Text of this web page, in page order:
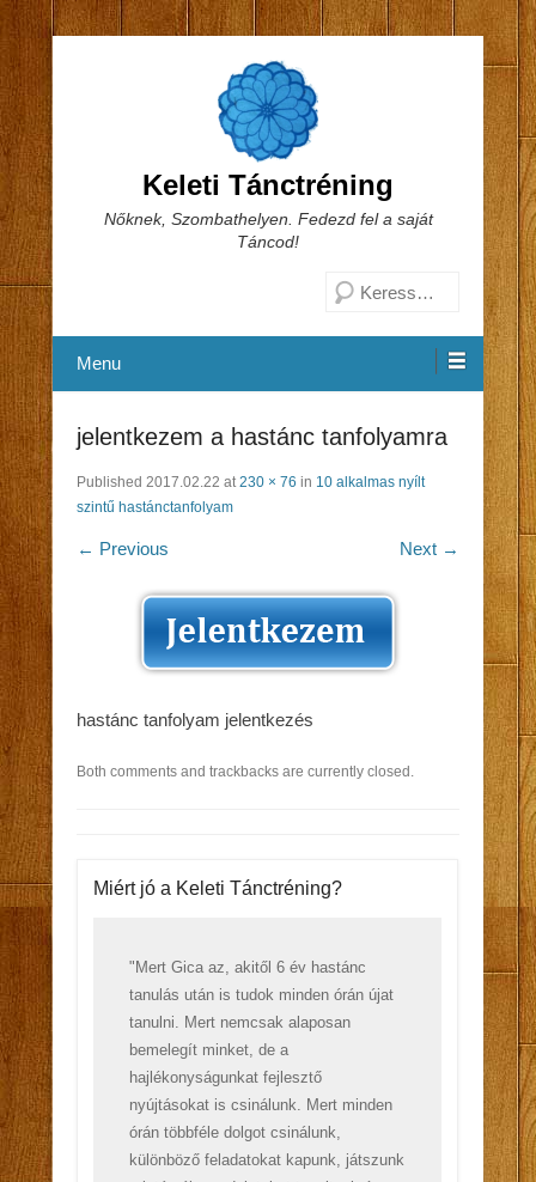
Keleti Tánctréning
Nőknek, Szombathelyen. Fedezd fel a saját
Táncod!
Menu
jelentkezem a hastánc tanfolyamra
Published 2017.02.22 at230 × 76 in 10 alkalmas nyílt
szintű hastánctanfolyam
← Previous Next →
hastánc tanfolyam jelentkezés
Both comments and trackbacks are currently closed.
Miért jó a Keleti Tánctréning?
"Mert Gica az, akitől 6 év hastánc
tanulás után is tudok minden órán újat
tanulni. Mert nemcsak alaposan
bemelegít minket, de a
hajlékonyságunkat fejlesztő
nyújtásokat is csinálunk. Mert minden
órán többféle dolgot csinálunk,
különböző feladatokat kapunk, játszunk